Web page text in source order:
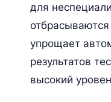
для
упрощает
результатов
высокий